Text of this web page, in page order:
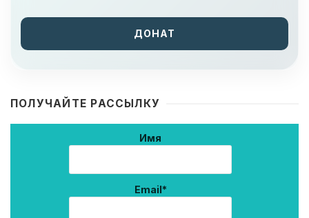
ДОНАТ
ПОЛУЧАЙТЕ РАССЫЛКУ
Имя
Email*